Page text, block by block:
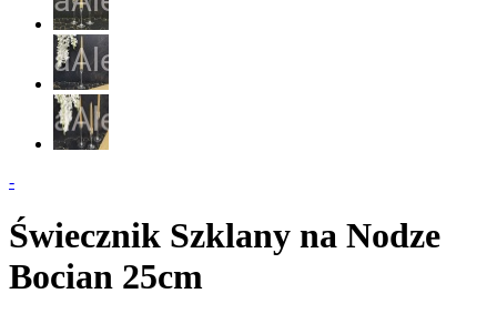
-
Świecznik Szklany na Nodze
Bocian 25cm